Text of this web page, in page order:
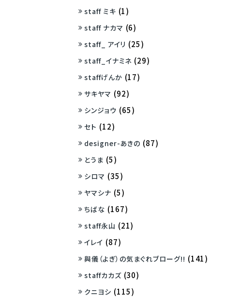
staff ミキ (1)
staff ナカマ (6)
staff_ アイリ (25)
staff_イナミネ (29)
staffげんか (17)
サキヤマ (92)
シンジョウ (65)
セト (12)
designer-あきの (87)
とうま (5)
シロマ (35)
ヤマシナ (5)
ちばな (167)
staff永山 (21)
イレイ (87)
與儀（よぎ）の気まぐれブローグ!! (141)
staffカカズ (30)
クニヨシ (115)